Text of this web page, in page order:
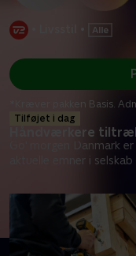
Tilføjet i dag
Håndværkere
Go' morgen Danmark
aktuelle emner i
*Kræver pakken Basis.